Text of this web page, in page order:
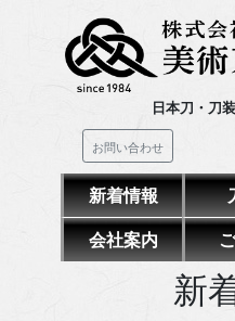
日本刀・刀
お問い合わせ
新着情報
会社案内
新